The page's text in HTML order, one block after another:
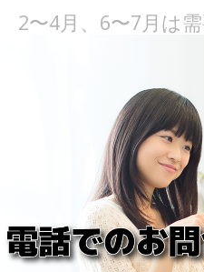
2〜4月、6〜7月は
が最も高く売れや